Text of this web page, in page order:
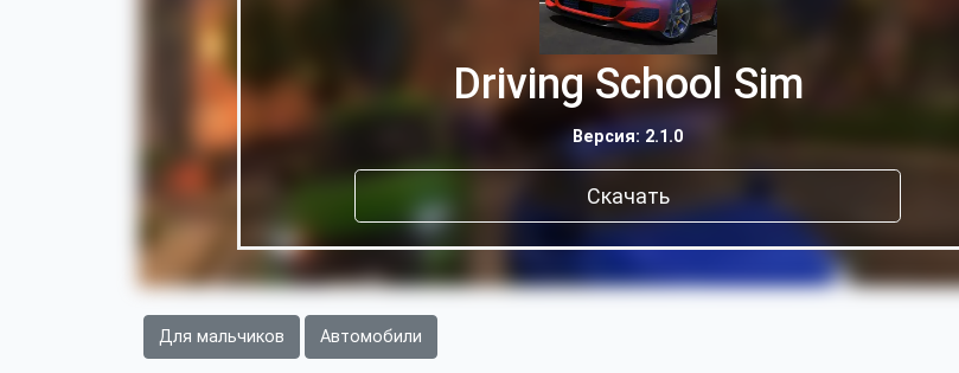
Driving School Sim
Версия: 2.1.0
Скачать
Для мальчиков Автомобили